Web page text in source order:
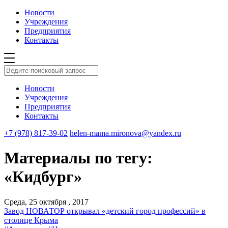
Новости
Учреждения
Предприятия
Контакты
Новости
Учреждения
Предприятия
Контакты
+7 (978) 817-39-02 helen-mama.mironova@yandex.ru
Материалы по тегу:
«Кидбург»
Среда, 25 октября , 2017
Завод НОВАТОР открывал «детский город профессий» в
столице Крыма